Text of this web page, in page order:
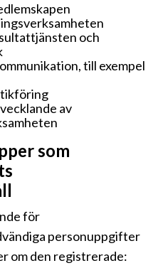
och
till exempel
av
som
för
personuppgifter
om den registrerade: